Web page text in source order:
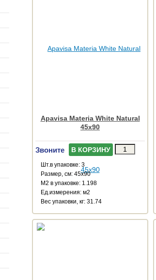
Apavisa Materia White Natural
45x90
Звоните В КОРЗИНУ
Шт.в упаковке: 3
Размер, см: 45x90
М2 в упаковке: 1.198
Ед.измерения: м2
Веc упаковки, кг: 31.74